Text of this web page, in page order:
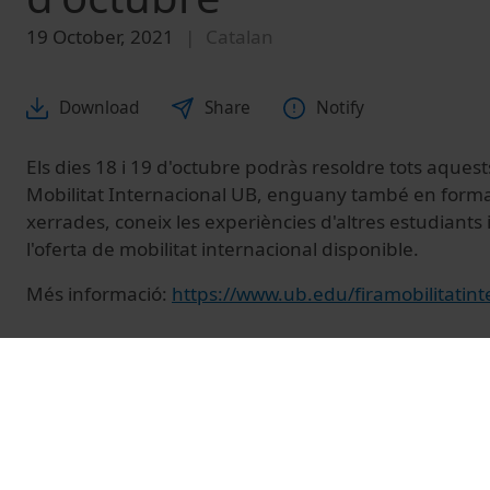
19 October, 2021 Catalan
Download Share Notify
Els dies 18 i 19 d'octubre podràs resoldre tots
Mobilitat Internacional UB, enguany també en
xerrades, coneix les experiències d'altres estudiants
l'oferta de mobilitat internacional disponible.
Més informació: https://www.ub.edu/